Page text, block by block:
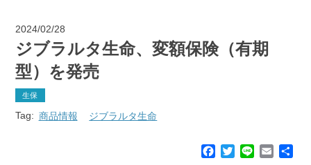
2024/02/28
ジブラルタ生命、変額保険（有期
型）を発売
生保
Tag: 商品情報 ジブラルタ生命
T
E